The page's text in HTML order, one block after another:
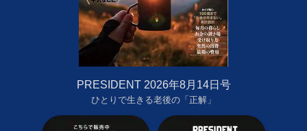
PRESIDENT 2026年8月14日号
ひとりで生きる老後の「正解」